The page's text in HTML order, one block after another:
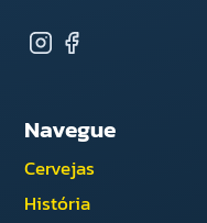
Navegue
Cervejas
História